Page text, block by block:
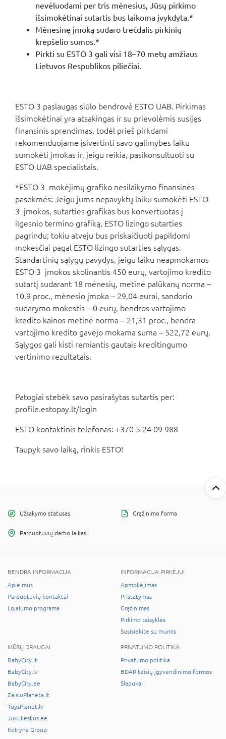
nevėluodami per tris mėnesius, Jūsų pirkimo
išsimokėtinai sutartis bus laikoma įvykdyta.*
Mėnesinę įmoką sudaro trečdalis pirkinių
krepšelio sumos.*
Pirkti su ESTO 3 gali visi 18–70 metų amžiaus
Lietuvos Respublikos piliečiai.
ESTO 3 paslaugas siūlo bendrovė ESTO UAB. Pirkimas
išsimokėtinai yra atsakingas ir su prievolėmis susijęs
finansinis sprendimas, todėl prieš pirkdami
rekomenduojame įsivertinti savo galimybes laiku
sumokėti įmokas ir, jeigu reikia, pasikonsultuoti su
ESTO UAB specialistais.
*ESTO 3 mokėjimų grafiko nesilaikymo finansinės
pasekmės: Jeigu jums nepavyktų laiku sumokėti ESTO
3 įmokos, sutarties grafikas bus konvertuotas į
ilgesnio termino grafiką, ESTO lizingo sutarties
pagrindu; tokiu atveju bus priskaičiuoti papildomi
mokesčiai pagal ESTO lizingo sutarties sąlygas.
Standartinių sąlygų pavydys, jeigu laiku neapmokamos
ESTO 3 įmokos skolinantis 450 eurų, vartojimo kredito
sutartį sudarant 18 mėnesių, metinė palūkanų norma –
10,9 proc., mėnesio įmoka – 29,04 eurai, sandorio
sudarymo mokestis – 0 eurų, bendros vartojimo
kredito kainos metinė norma – 21,31 proc., bendra
vartojimo kredito gavėjo mokama suma – 522,72 eurų.
Sąlygos gali kisti remiantis gautais kreditingumo
vertinimo rezultatais.
Patogiai stebėk savo pasirašytas sutartis per:
profile.estopay.lt/login
ESTO kontaktinis telefonas: +370 5 24 09 988
Taupyk savo laiką, rinkis ESTO!
Užsakymo statusas Grąžinimo forma
Parduotuvių darbo laikas
BENDRA INFORMACIJA
Apie mus
Parduotuvių kontaktai
Lojalumo programa
INFORMACIJA PIRKĖJUI
Apmokėjimas
Pristatymas
Grąžinimas
Pirkimo taisyklės
Susisiekite su mumis
MŪSŲ DRAUGAI
BabyCity.lt
BabyCity.lv
BabyCity.ee
ZaisluPlaneta.lt
ToysPlanet.lv
Jukukeskus.ee
Kotryna Group
PRIVATUMO POLITIKA
Privatumo politika
BDAR teisių įgyvendinimo formos
Slapukai